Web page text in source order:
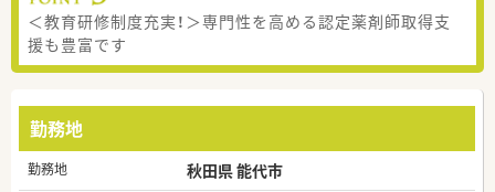
＜教育研修制度充実！＞専門性を高める認定薬剤師取得支
援も豊富です
勤務地
勤務地 秋田県 能代市